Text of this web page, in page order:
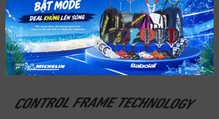
Công nghệ khung điều khiển
Công nghệ này, được phát triển để kiểm soát tối
đa, kết hợp tính ổn định của khung hình vuông
với tính năng động của khung hình elip tiêu
chuẩn.